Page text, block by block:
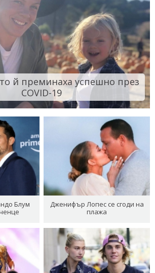
й преминаха успешно през
COVID-19
Блум
Дженифър Лопес се сгоди на
плажа